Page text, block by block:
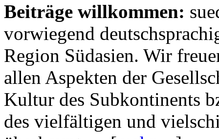
Beiträge willkommen:
vorwiegend
Region Südasien. Wir
allen Aspekten der
Kultur des Subkontinents
des vielfältigen und